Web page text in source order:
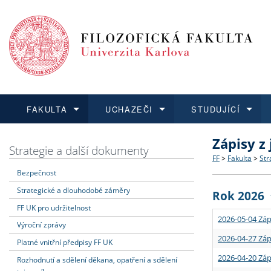
FAKULTA
Dozvědět se více
Struktura
Strategie
Podpora
UCHAZEČI
Podat přihlášku
Co
Učitelské
STUDUJÍCÍ
Dozvědět se více
Rigorózní
Dozvědět se více
O vědě a
Granty a
Dozvědět se více
Aktuální
Strategie a další dokumenty
Bezpečnost
Strategické a dlouhodobé záměry
FF UK pro udržitelnost
Výroční zprávy
Platné vnitřní předpisy FF UK
Rozhodnutí a sdělení děkana, opatření a sdělení
Zápisy
FF > Fakulta >
Rok 2026
2026-05-04
2026-04-27
2026-04-20